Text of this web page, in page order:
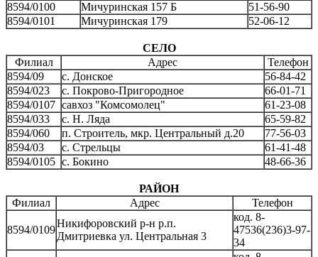
8594/0100
Мичуринская 157 Б
51-56-90
8594/0101
Мичуринская 179 52-06-12
СЕЛО
Филиал
Адрес
Телефон
8594/09
c. Донское
56-84-42
8594/023
с. Покрово-Пригородное
66-01-71
8594/0107 савхоз "Комсомолец"
61-23-08
8594/033
с. Н. Ляда
65-59-82
8594/060
п. Строитель, мкр. Центральный д.20
77-56-03
8594/03
с. Стрельцы
61-41-48
8594/0105 с. Бокино 48-66-36
РАЙОН
Филиал
Адрес Телефон
8594/0109
Никифоровский р-н р.п.
Дмитриевка ул. Центральная 3
код. 8-
47536(236)3-97-
34